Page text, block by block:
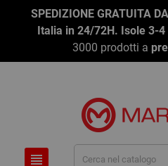
SPEDIZIONE GRATUITA
Italia in 24/72H. Isole 3-
3000 prodotti a
view_headline